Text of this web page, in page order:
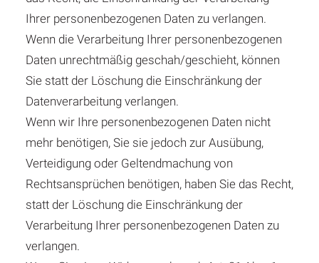
Ihrer personenbezogenen Daten zu verlangen.
Wenn die Verarbeitung Ihrer personenbezogenen
Daten unrechtmäßig geschah/geschieht, können
Sie statt der Löschung die Einschränkung der
Datenverarbeitung verlangen.
Wenn wir Ihre personenbezogenen Daten nicht
mehr benötigen, Sie sie jedoch zur Ausübung,
Verteidigung oder Geltendmachung von
Rechtsansprüchen benötigen, haben Sie das Recht,
statt der Löschung die Einschränkung der
Verarbeitung Ihrer personenbezogenen Daten zu
verlangen.